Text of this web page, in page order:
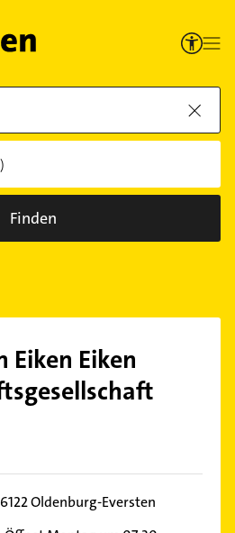
Finden
Eiken Eiken
Oldenburg-Eversten